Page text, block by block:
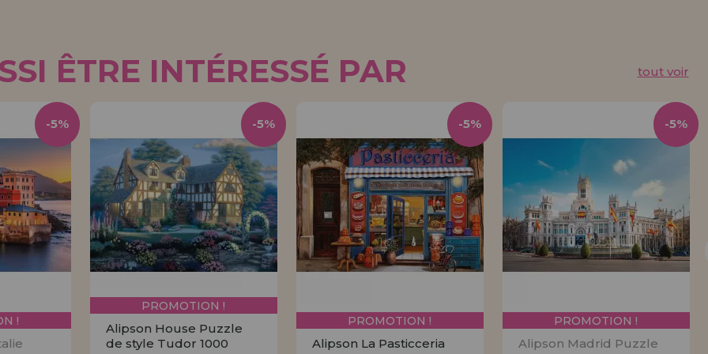
ÊTRE INTÉRESSÉ PAR tout voir
!
-5%
PROMOTION !
Alipson House Puzzle
de style Tudor 1000
-5%
PROMOTION !
Alipson La Pasticceria
-5%
PROMOTION !
Alipson Madrid Puzzle
-5%